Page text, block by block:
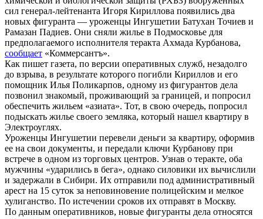
сил генерал-лейтенанта Игоря Кириллова появились два
новых фигуранта — уроженцы Ингушетии Батухан Точиев и
Рамазан Падиев. Они сняли жилье в Подмосковье для
предполагаемого исполнителя теракта Ахмада Курбанова,
сообщает «Коммерсантъ».
Как пишет газета, по версии оперативных служб, незадолго
до взрыва, в результате которого погибли Кириллов и его
помощник Илья Поликарпов, одному из фигурантов дела
позвонил знакомый, проживающий за границей, и попросил
обеспечить жильем «азиата». Тот, в свою очередь, попросил
подыскать жилье своего земляка, который нашел квартиру в
Электроуглях.
Уроженцы Ингушетии перевели деньги за квартиру, оформив
ее на свои документы, и передали ключи Курбанову при
встрече в одном из торговых центров. Узнав о теракте, оба
мужчины «ударились в бега», однако силовики их вычислили
и задержали в Сибири. Их отправили под административный
арест на 15 суток за неповиновение полицейским и мелкое
хулиганство. По истечении сроков их отправят в Москву.
По данным оперативников, новые фигуранты дела относятся